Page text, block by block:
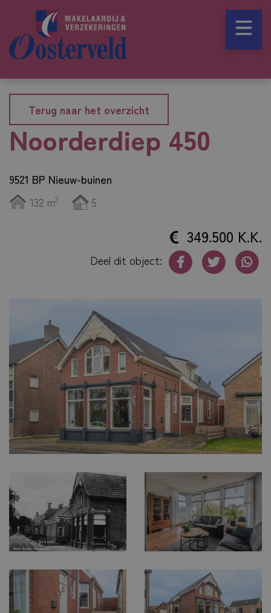
Terug naar het overzicht
Noorderdiep 450
9521 BP Nieuw-buinen
132 m2 5
349.500 K.K.
Deel dit object: